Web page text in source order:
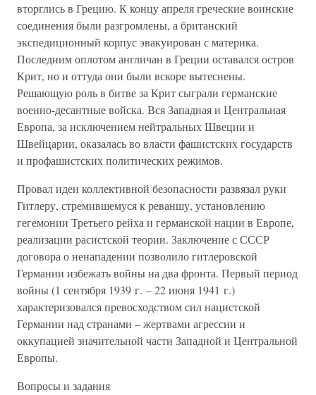
вторглись в Грецию. К концу апреля греческие воинские
соединения были разгромлены, а британский
экспедиционный корпус эвакуирован с материка.
Последним оплотом англичан в Греции оставался остров
Крит, но и оттуда они были вскоре вытеснены.
Решающую роль в битве за Крит сыграли германские
военно-десантные войска. Вся Западная и Центральная
Европа, за исключением нейтральных Швеции и
Швейцарии, оказалась во власти фашистских государств
и профашистских политических режимов.
Провал идеи коллективной безопасности развязал руки
Гитлеру, стремившемуся к реваншу, установлению
гегемонии Третьего рейха и германской нации в Европе,
реализации расистской теории. Заключение с СССР
договора о ненападении позволило гитлеровской
Германии избежать войны на два фронта. Первый период
войны (1 сентября 1939 г. – 22 июня 1941 г.)
характеризовался превосходством сил нацистской
Германии над странами – жертвами агрессии и
оккупацией значительной части Западной и Центральной
Европы.
Вопросы и задания